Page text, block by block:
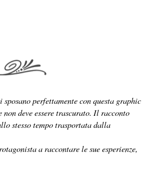
perfettamente con questa graphic
deve essere trascurato. Il racconto
stesso tempo trasportata dalla
a raccontare le sue esperienze,